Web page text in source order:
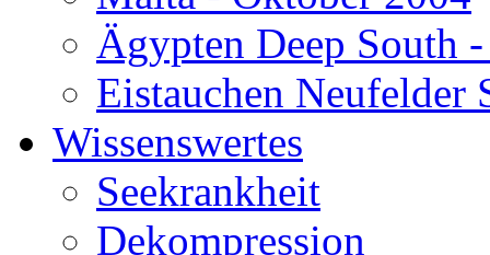
Ägypten Deep South
Eistauchen Neufelder
Wissenswertes
Seekrankheit
Dekompression